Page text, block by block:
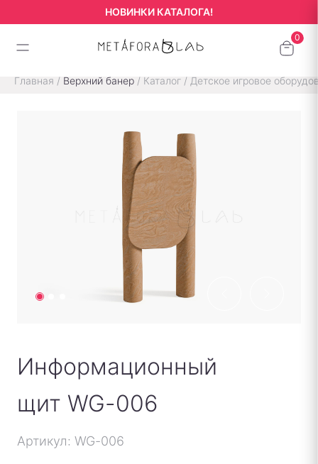
НОВИНКИ КАТАЛОГА!
Главная / Верхний банер / Каталог / Детское игровое
Информационный
щит WG-006
Артикул: WG-006